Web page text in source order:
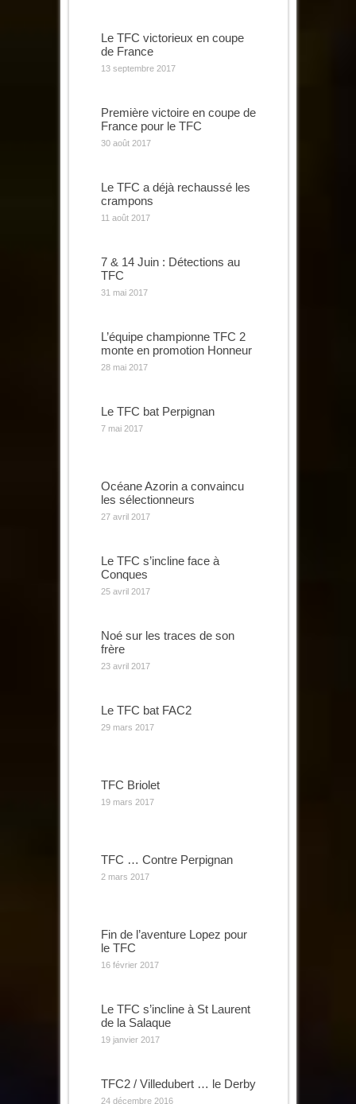
Le TFC victorieux en coupe
de France
13 septembre 2017
Première victoire en coupe de
France pour le TFC
30 août 2017
Le TFC a déjà rechaussé les
crampons
11 août 2017
7 & 14 Juin : Détections au
TFC
31 mai 2017
L’équipe championne TFC 2
monte en promotion Honneur
28 mai 2017
Le TFC bat Perpignan
7 mai 2017
Océane Azorin a convaincu
les sélectionneurs
27 avril 2017
Le TFC s’incline face à
Conques
25 avril 2017
Noé sur les traces de son
frère
23 avril 2017
Le TFC bat FAC2
29 mars 2017
TFC Briolet
19 mars 2017
TFC … Contre Perpignan
2 mars 2017
Fin de l’aventure Lopez pour
le TFC
16 février 2017
Le TFC s’incline à St Laurent
de la Salaque
19 janvier 2017
TFC2 / Villedubert … le Derby
24 décembre 2016